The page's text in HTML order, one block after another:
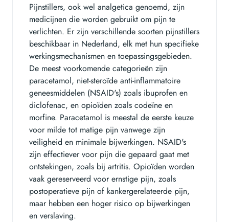
Pijnstillers, ook wel analgetica genoemd, zijn
medicijnen die worden gebruikt om pijn te
verlichten. Er zijn verschillende soorten pijnstillers
beschikbaar in Nederland, elk met hun specifieke
werkingsmechanismen en toepassingsgebieden.
De meest voorkomende categorieën zijn
paracetamol, niet-steroïde anti-inflammatoire
geneesmiddelen (NSAID's) zoals ibuprofen en
diclofenac, en opioïden zoals codeïne en
morfine. Paracetamol is meestal de eerste keuze
voor milde tot matige pijn vanwege zijn
veiligheid en minimale bijwerkingen. NSAID's
zijn effectiever voor pijn die gepaard gaat met
ontstekingen, zoals bij artritis. Opioïden worden
vaak gereserveerd voor ernstige pijn, zoals
postoperatieve pijn of kankergerelateerde pijn,
maar hebben een hoger risico op bijwerkingen
en verslaving.